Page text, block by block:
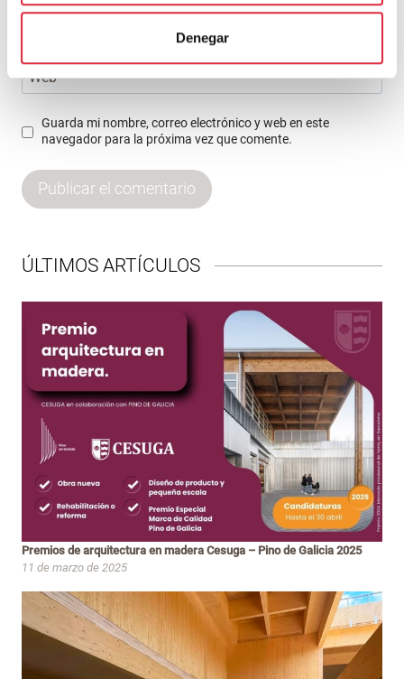
Denegar
Web
Guarda mi nombre, correo electrónico y web en este
navegador para la próxima vez que comente.
ÚLTIMOS ARTÍCULOS
Premios de arquitectura en madera Cesuga – Pino de Galicia 2025
11 de marzo de 2025